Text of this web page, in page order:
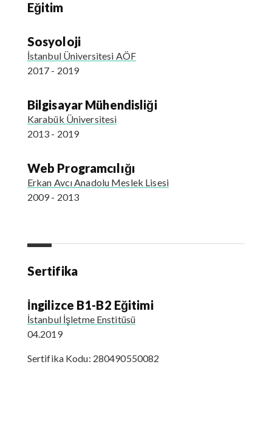
Eğitim
Sosyoloji
İstanbul Üniversitesi AÖF
2017 - 2019
Bilgisayar Mühendisliği
Karabük Üniversitesi
2013 - 2019
Web Programcılığı
Erkan Avcı Anadolu Meslek Lisesi
2009 - 2013
Sertifika
İngilizce B1-B2 Eğitimi
İstanbul İşletme Enstitüsü
04.2019
Sertifika Kodu: 280490550082